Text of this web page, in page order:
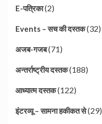
E-पत्रिका(2)
Events – सच की दस्तक(32)
अजब-गजब(71)
अन्तर्राष्ट्रीय दस्तक(188)
आध्यात्म दस्तक(122)
इंटरव्यू – सामना हकीकत से(29)